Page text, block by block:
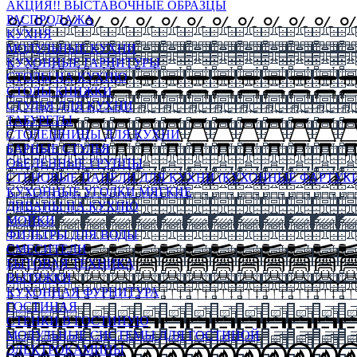
АКЦИЯ!! ВЫСТАВОЧНЫЕ ОБРАЗЦЫ
РАСПРОДАЖА
КУХНЯ
МОДУЛЬНЫЕ КУХНИ
КУХОННЫЕ ГАРНИТУРЫ
СТОЛЫ НА КУХНЮ
СТОЛЫ КНИЖКИ
СТУЛЬЯ ДЛЯ КУХНИ
ТАБУРЕТЫ
СТОЛЕШНИЦЫ ДЛЯ КУХНИ
БАРНЫЕ СТУЛЬЯ
ОБЕДЕННЫЕ ГРУППЫ
СТЕНОВЫЕ ПАНЕЛИ ДЛЯ КУХНИ (КУХОННЫЕ
КУХОННЫЕ УГОЛКИ МЯГКИЕ
ДИВАНЫ НА КУХНЮ
МОЙКИ
ФИЛЬТРЫ ДЛЯ ВОДЫ
СМЕСИТЕЛИ
БЫТОВАЯ ТЕХНИКА
ВЫТЯЖКИ
КУХОННАЯ ФУРНИТУРА
ГОСТИНАЯ
СТЕНКИ В ГОСТИНУЮ
МОДУЛЬНЫЕ СИСТЕМЫ ДЛЯ ГОСТИНОЙ
ЭЛЕКТРОКАМИНЫ